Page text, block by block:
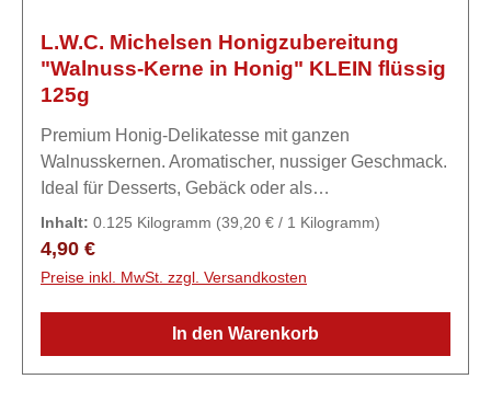
L.W.C. Michelsen Honigzubereitung
"Walnuss-Kerne in Honig" KLEIN flüssig
125g
Premium Honig-Delikatesse mit ganzen
Walnusskernen. Aromatischer, nussiger Geschmack.
Ideal für Desserts, Gebäck oder als
Brotaufstrich.Zutaten89,5% Honig, 10 %
WALNUSSkerne, Karamell-Aroma.
Inhalt: 0.125 Kilogramm (39,20 € / 1 Kilogramm)
Regulärer Preis:
4,90 €
Preise inkl. MwSt. zzgl. Versandkosten
In den Warenkorb